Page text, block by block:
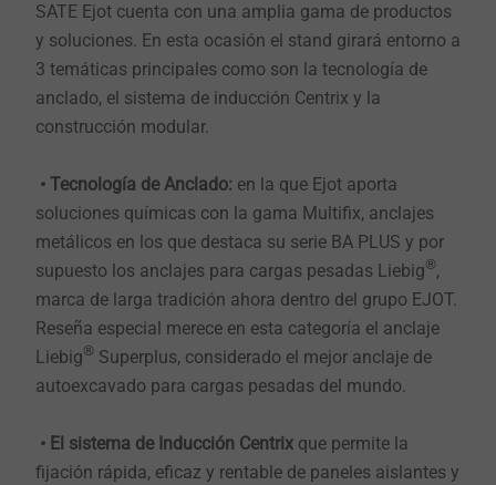
SATE Ejot cuenta con una amplia gama de productos
y soluciones. En esta ocasión el stand girará entorno a
3 temáticas principales como son la tecnología de
anclado, el sistema de inducción Centrix y la
construcción modular.
• Tecnología de Anclado: en la que Ejot aporta
soluciones químicas con la gama Multifix, anclajes
metálicos en los que destaca su serie BA PLUS y por
supuesto los anclajes para cargas pesadas Liebig®,
marca de larga tradición ahora dentro del grupo EJOT.
Reseña especial merece en esta categoría el anclaje
Liebig® Superplus, considerado el mejor anclaje de
autoexcavado para cargas pesadas del mundo.
• El sistema de Inducción Centrix que permite la
fijación rápida, eficaz y rentable de paneles aislantes y